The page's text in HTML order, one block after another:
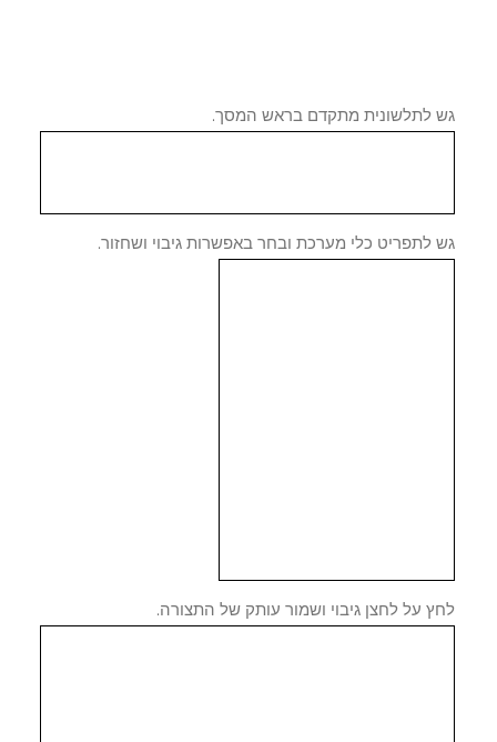
לתלשונית מתקדם בראש המסך.
לתפריט כלי מערכת ובחר באפשרות גיבוי ושחזור.
על לחצן גיבוי ושמור עותק של התצורה.